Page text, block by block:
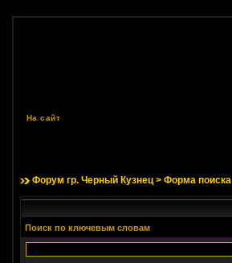
На сайт
Форум гр. Черный Кузнец> Форма поиска
Поиск по ключевым словам